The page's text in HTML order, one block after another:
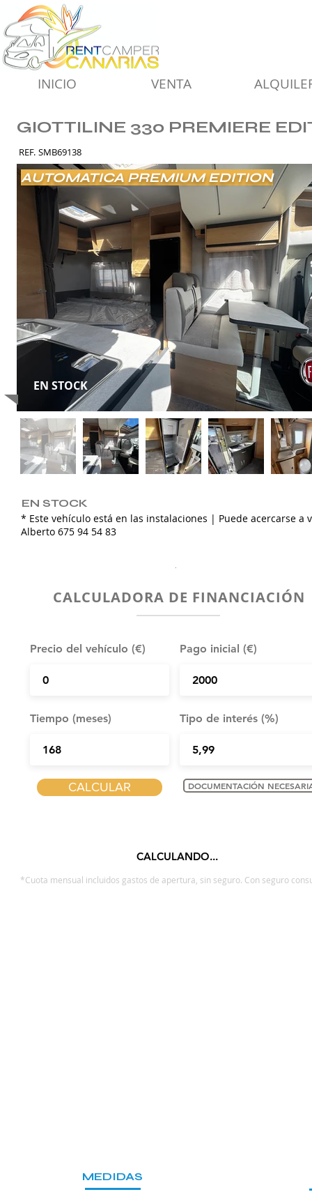
INICIO VENTA
GIOTTILINE 330 PREMIERE
REF. SMB69138
EN STOCK
AUTOMATICA PREMIUM EDITION
EN STOCK
* Este vehículo está en las instalaciones | Puede acercarse a
Alberto 675 94 54 83
.
CALCULADORA DE FINANCIACIÓN
Precio del vehículo (€) Pago inicial (€)
Tiempo (meses) Tipo de interés (%)
CALCULAR DOCUMENTACIÓN
CALCULANDO...
*Cuota mensual incluidos gastos de apertura, sin seguro. Con seguro
MEDIDAS